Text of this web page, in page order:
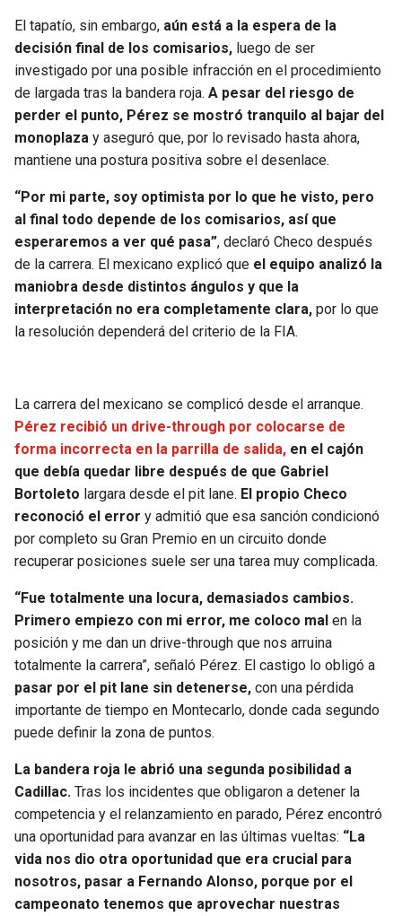
PANTHERS
SAINTS
BUCCANEERS
JAZZ
El tapatío, sin embargo, aún está a la espera de la
decisión final de los comisarios, luego de ser
investigado por una posible infracción en el procedimiento
de largada tras la bandera roja. A pesar del riesgo de
perder el punto, Pérez se mostró tranquilo al bajar del
monoplaza y aseguró que, por lo revisado hasta ahora,
mantiene una postura positiva sobre el desenlace.
“Por mi parte, soy optimista por lo que he visto, pero
al final todo depende de los comisarios, así que
esperaremos a ver qué pasa”, declaró Checo después
de la carrera. El mexicano explicó que el equipo analizó la
maniobra desde distintos ángulos y que la
interpretación no era completamente clara, por lo que
la resolución dependerá del criterio de la FIA.
La carrera del mexicano se complicó desde el arranque.
Pérez recibió un drive-through por colocarse de
forma incorrecta en la parrilla de salida, en el cajón
que debía quedar libre después de que Gabriel
Bortoleto largara desde el pit lane. El propio Checo
reconoció el error y admitió que esa sanción condicionó
por completo su Gran Premio en un circuito donde
recuperar posiciones suele ser una tarea muy complicada.
“Fue totalmente una locura, demasiados cambios.
Primero empiezo con mi error, me coloco mal en la
posición y me dan un drive-through que nos arruina
totalmente la carrera”, señaló Pérez. El castigo lo obligó a
pasar por el pit lane sin detenerse, con una pérdida
importante de tiempo en Montecarlo, donde cada segundo
puede definir la zona de puntos.
La bandera roja le abrió una segunda posibilidad a
Cadillac. Tras los incidentes que obligaron a detener la
competencia y el relanzamiento en parado, Pérez encontró
una oportunidad para avanzar en las últimas vueltas: “La
vida nos dio otra oportunidad que era crucial para
nosotros, pasar a Fernando Alonso, porque por el
campeonato tenemos que aprovechar nuestras